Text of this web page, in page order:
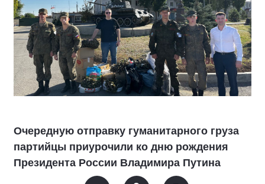
Очередную отправку гуманитарного груза
партийцы приурочили ко дню рождения
Президента России Владимира Путина